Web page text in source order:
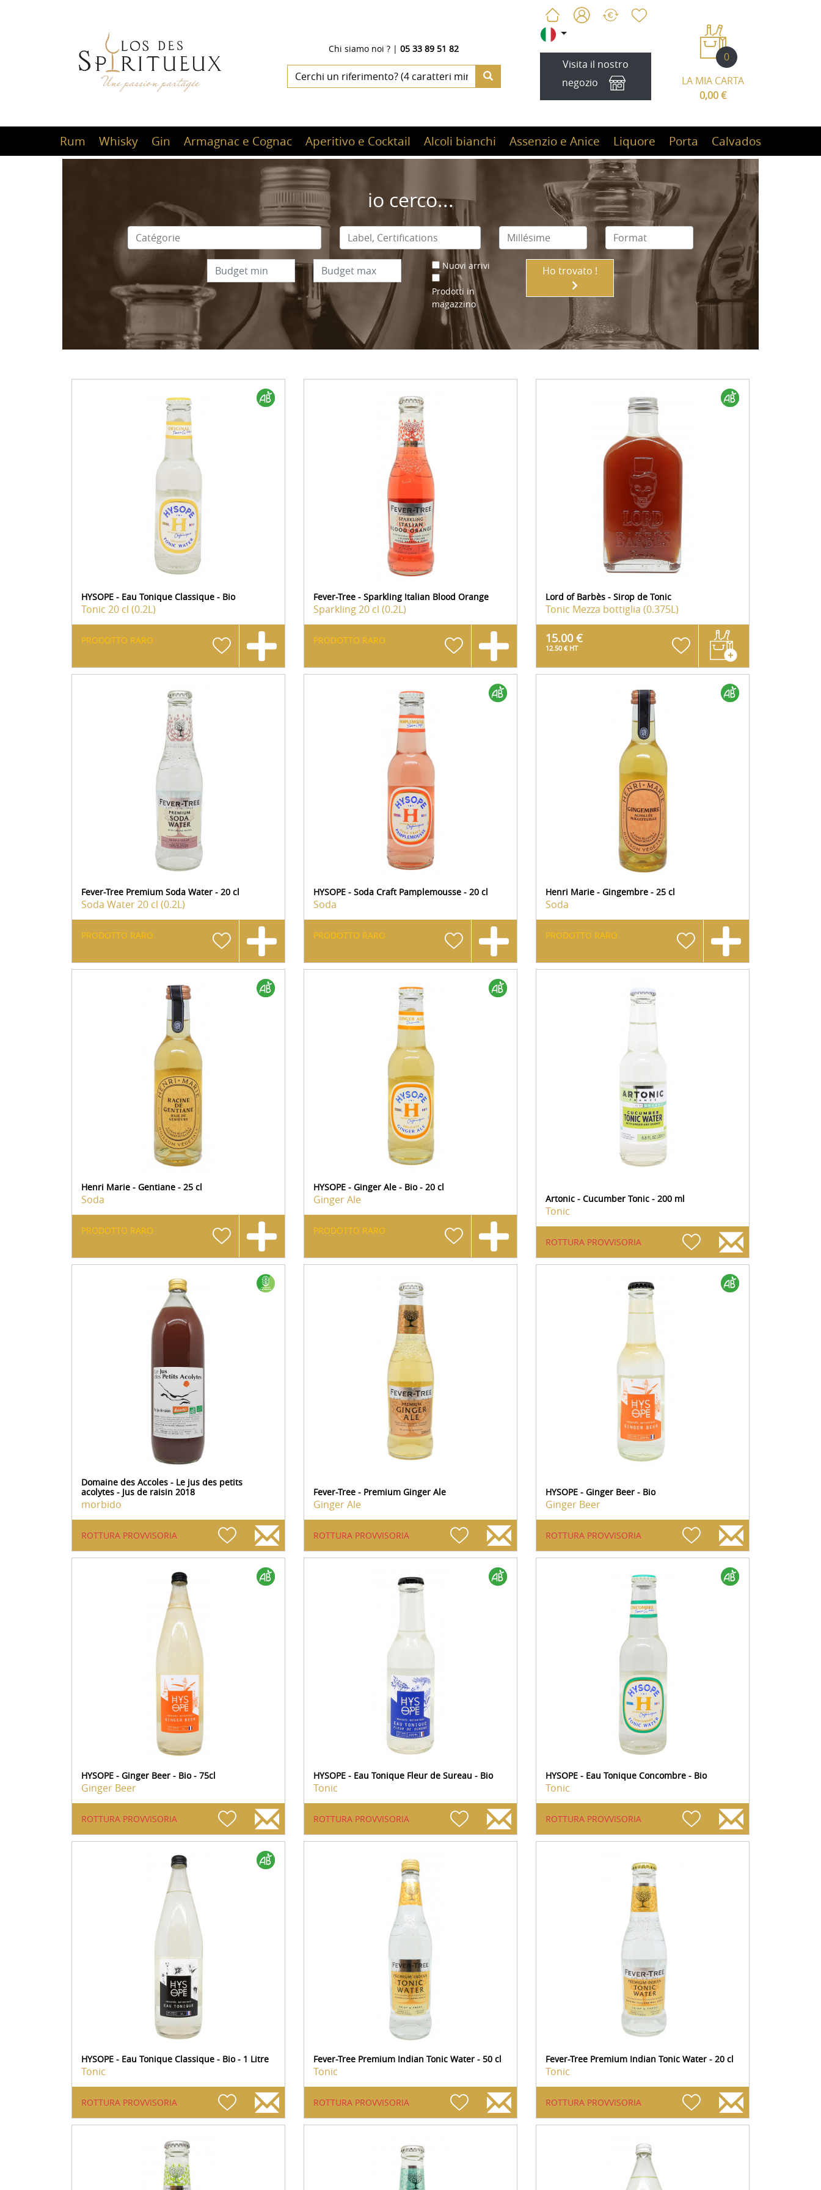
Visita il nostro
negozio
0
LA MIA CARTA
0,00 €
Chi siamo noi ? |05 33 89 51 82
Rum Whisky Gin Armagnac e Cognac Aperitivo e Cocktail Alcoli bianchi Assenzio e Anice Liquore Porta Calvados
io cerco...
Nuovi arrivi
Prodotti in
magazzino
HYSOPE - Eau Tonique Classique - Bio
Tonic 20 cl (0.2L)
PRODOTTO RARO
Fever-Tree - Sparkling Italian Blood Orange
Sparkling20 cl (0.2L)
PRODOTTO RARO
Lord of Barbès - Sirop de Tonic
Tonic Mezza bottiglia (0.375L)
15.00 €
12.50 € HT
Fever-Tree Premium Soda Water - 20 cl
Soda Water20 cl (0.2L)
PRODOTTO RARO
HYSOPE - Soda Craft Pamplemousse - 20 cl
Soda
PRODOTTO RARO
Henri Marie - Gingembre - 25 cl
Soda
PRODOTTO RARO
Henri Marie - Gentiane - 25 cl
Soda
PRODOTTO RARO
HYSOPE - Ginger Ale - Bio - 20 cl
Ginger Ale
PRODOTTO RARO
Artonic - Cucumber Tonic - 200 ml
Tonic
ROTTURA PROVVISORIA
Domaine des Accoles - Le jus des petits
acolytes - Jus de raisin 2018
morbido
ROTTURA PROVVISORIA
Fever-Tree - Premium Ginger Ale
Ginger Ale
ROTTURA PROVVISORIA
HYSOPE - Ginger Beer - Bio
Ginger Beer
ROTTURA PROVVISORIA
HYSOPE - Ginger Beer - Bio - 75cl
Ginger Beer
ROTTURA PROVVISORIA
HYSOPE - Eau Tonique Fleur de Sureau - Bio
Tonic
ROTTURA PROVVISORIA
HYSOPE - Eau Tonique Concombre - Bio
Tonic
ROTTURA PROVVISORIA
HYSOPE - Eau Tonique Classique - Bio - 1 Litre
Tonic
ROTTURA PROVVISORIA
Fever-Tree Premium Indian Tonic Water - 50 cl
Tonic
ROTTURA PROVVISORIA
Fever-Tree Premium Indian Tonic Water - 20 cl
Tonic
ROTTURA PROVVISORIA